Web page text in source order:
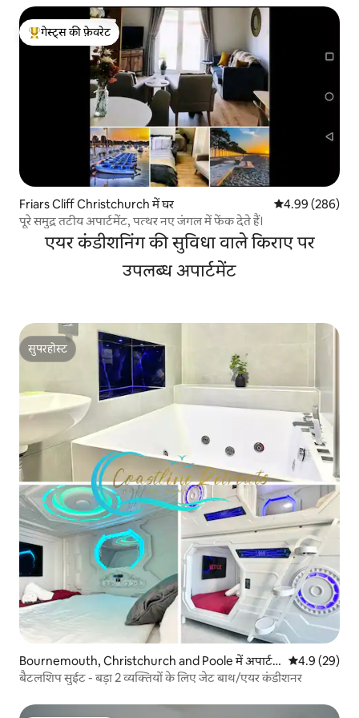
गेस्ट्स का टॉप फ़ेवरेट
गेस्ट्स की फ़ेवरेट
Friars Cliff Christchurch में घर औसत रेटिंग 5 में से
4.99 (286)
पूरे समुद्र तटीय अपार्टमेंट, पत्थर नए जंगल में फेंक देते हैं।
एयर कंडीशनिंग की सुविधा वाले किराए पर
उपलब्ध अपार्टमेंट
सुपरहोस्ट
सुपरहोस्ट
Bournemouth, Christchurch and Poole में अपार्ट
मेंट
औसत रेटिंग 5 में
4.9 (29)
बैटलशिप सुईट - बड़ा 2 व्यक्तियों के लिए जेट बाथ/एयर कंडीशनर